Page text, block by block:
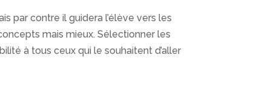
par contre il guidera l’élève vers les
mais mieux. Sélectionner les
à tous ceux qui le souhaitent d’aller